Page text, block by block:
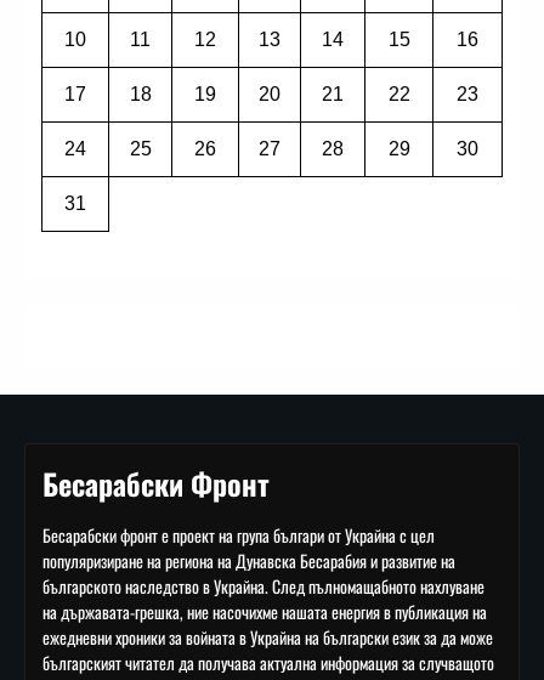
10 11 12 13 14 15 16
17 18 19 20 21 22 23
24 25 26 27 28 29 30
31
Бесарабски Фронт
Бесарабски фронт е проект на група българи от Украйна с цел
популяризиране на региона на Дунавска Бесарабия и развитие на
българското наследство в Украйна. След пълномащабното нахлуване
на държавата-грешка, ние насочихме нашата енергия в публикация на
ежедневни хроники за войната в Украйна на български език за да може
българският читател да получава актуална информация за случващото